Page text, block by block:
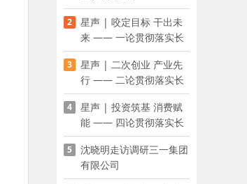
2
星声 | 咬定目标 干出未
来 —— 一论贯彻落实长
沙县第十五次党代会精神
3
星声 | 二次创业 产业先
行 —— 二论贯彻落实长
沙县第十五次党代会精神
4
星声 | 投资筑基 消费赋
能 —— 四论贯彻落实长
沙县第十五次党代会精神
5
沈晓明走访调研三一集团
有限公司